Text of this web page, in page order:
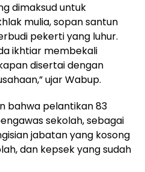
dimaksud untuk
mulia, sopan santun
pekerti yang luhur.
ikhtiar membekali
disertai dengan
ujar Wabup.
bahwa pelantikan 83
sekolah, sebagai
jabatan yang kosong
dan kepsek yang sudah